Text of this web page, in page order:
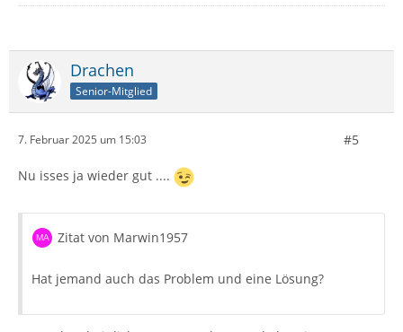
Drachen
Senior-Mitglied
7. Februar 2025 um 15:03 #5
Nu isses ja wieder gut ....
Zitat von Marwin1957
Hat jemand auch das Problem und eine Lösung?